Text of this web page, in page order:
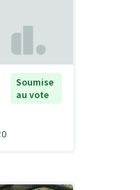
Soumise
au vote
0